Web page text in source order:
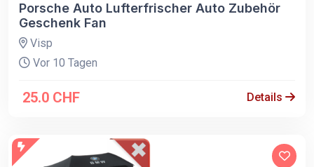
Porsche Auto Lufterfrischer Auto Zubehör
Geschenk Fan
Visp
Vor 10 Tagen
25.0 CHF Details